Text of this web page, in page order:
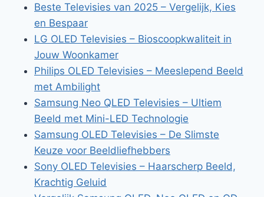
Beste Televisies van 2025 – Vergelijk, Kies
en Bespaar
LG OLED Televisies – Bioscoopkwaliteit in
Jouw Woonkamer
Philips OLED Televisies – Meeslepend Beeld
met Ambilight
Samsung Neo QLED Televisies – Ultiem
Beeld met Mini-LED Technologie
Samsung OLED Televisies – De Slimste
Keuze voor Beeldliefhebbers
Sony OLED Televisies – Haarscherp Beeld,
Krachtig Geluid